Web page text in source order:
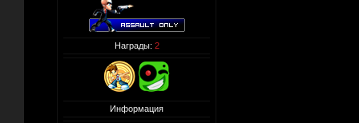
Награды: 2
Информация